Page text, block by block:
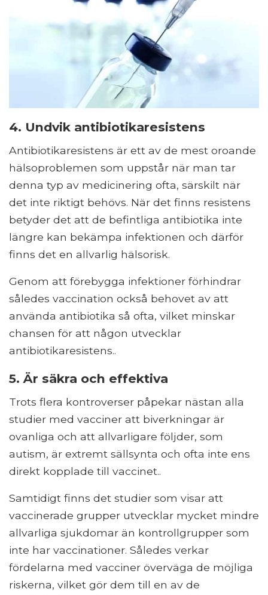
4. Undvik antibiotikaresistens
Antibiotikaresistens är ett av de mest oroande
hälsoproblemen som uppstår när man tar
denna typ av medicinering ofta, särskilt när
det inte riktigt behövs. När det finns resistens
betyder det att de befintliga antibiotika inte
längre kan bekämpa infektionen och därför
finns det en allvarlig hälsorisk.
Genom att förebygga infektioner förhindrar
således vaccination också behovet av att
använda antibiotika så ofta, vilket minskar
chansen för att någon utvecklar
antibiotikaresistens..
5. Är säkra och effektiva
Trots flera kontroverser påpekar nästan alla
studier med vacciner att biverkningar är
ovanliga och att allvarligare följder, som
autism, är extremt sällsynta och ofta inte ens
direkt kopplade till vaccinet..
Samtidigt finns det studier som visar att
vaccinerade grupper utvecklar mycket mindre
allvarliga sjukdomar än kontrollgrupper som
inte har vaccinationer. Således verkar
fördelarna med vacciner överväga de möjliga
riskerna, vilket gör dem till en av de